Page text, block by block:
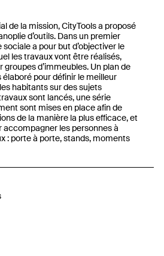
de la mission, CityTools a proposé
d’outils. Dans un premier
a pour but d’objectiver le
les travaux vont être réalisés,
groupes d’immeubles. Un plan de
pour définir le meilleur
habitants sur des sujets
sont lancés, une série
sont mises en place afin de
de la manière la plus efficace, et
accompagner les personnes à
: porte à porte, stands, moments